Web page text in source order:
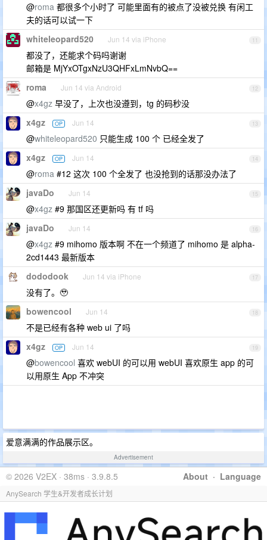
@roma 都很多个小时了 可能里面有的被点了没被兑换 有闲工
夫的话可以试一下
11
whiteleopard520 Jun 14 via iPhone
都没了，还能求个码吗谢谢
邮箱是 MjYxOTgxNzU3QHFxLmNvbQ==
12
roma Jun 14 via Android
@x4gz 早没了，上次也没遵到，tg 的码秒没
13
x4gz OP Jun 14
@whiteleopard520 只能生成 100 个 已经全发了
14
x4gz OP Jun 14
@roma #12 这次 100 个全发了 也没抢到的话那没办法了
15
javaDo Jun 14
@x4gz #9 那国区还更新吗 有 tf 吗
16
javaDo Jun 14
@x4gz #9 mihomo 版本啊 不在一个频道了 mihomo 是 alpha-
2cd1443 最新版本
17
dododook Jun 14 via iPhone
没有了。🥹
18
bowencool Jun 14
不是已经有各种 web ui 了吗
19
x4gz OP Jun 14
@bowencool 喜欢 webUI 的可以用 webUI 喜欢原生 app 的可
以用原生 App 不冲突
爱意满满的作品展示区。
Advertisement
About · Language
© 2026 V2EX · 38ms · 3.9.8.5
AnySearch 学生&开发者成长计划